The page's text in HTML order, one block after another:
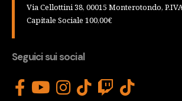
Via Cellottini 38, 00015 Monterotondo,
Capitale Sociale 100,00€
Seguici sui social